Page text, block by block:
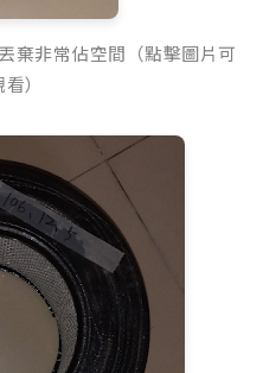
棄非常佔空間（點擊圖片可
）